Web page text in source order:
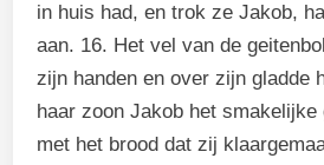
in huis had, en trok ze Jakob,
aan. 16. Het vel van de
zijn handen en over zijn gladde
haar zoon Jakob het smakelijke
met het brood dat zij